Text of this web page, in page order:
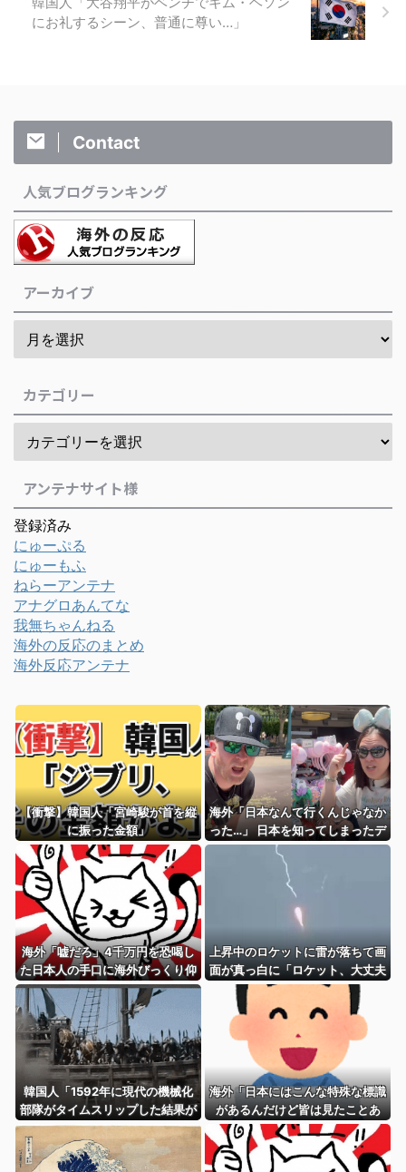
にお礼するシーン、普通に尊い…」
Contact
人気ブログランキング
アーカイブ
カテゴリー
アンテナサイト様
登録済み
にゅーぷる
にゅーもふ
ねらーアンテナ
アナグロあんてな
我無ちゃんねる
海外の反応のまとめ
海外反応アンテナ
【衝撃】韓国人「宮崎駿が首を縦
に振った金額」
海外「日本なんて行くんじゃなか
った…」 日本を知ってしまったデ
ィズニー信者、帰国後『本家』に
失望する事態に
海外「嘘だろ」4千万円を恐喝し
た日本人の手口に海外びっくり仰
天！（海外の反応）
上昇中のロケットに雷が落ちて画
面が真っ白に「ロケット、大丈夫
なの……？」【海外の反応】
韓国人「1592年に現代の機械化
部隊がタイムスリップした結果が
こちらです」→「あまりの圧倒的
な火力差‥」
海外「日本にはこんな特殊な標識
があるんだけど皆は見たことあ
る？」→「何これめちゃくちゃ可
愛いｗｗ」【海外の反応】